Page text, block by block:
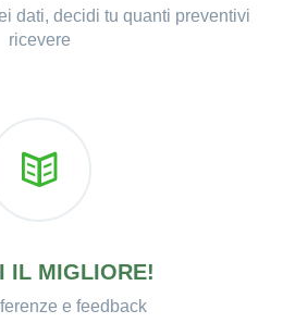
dati, decidi tu quanti preventivi
ricevere
IL MIGLIORE!
e feedback